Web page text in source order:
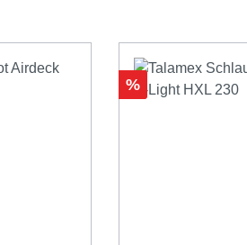
Rabatt
%